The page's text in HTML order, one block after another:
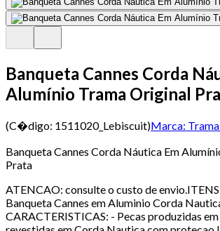
Banqueta Cannes Corda
Alumínio Trama Original
(C�digo: 1511020_Lebiscuit)Marca:
Banqueta Cannes Corda Náutica Em
Prata
ATENCAO: consulte o custo de
Banqueta Cannes em Aluminio Corda
CARACTERISTICAS: - Pecas produzidas